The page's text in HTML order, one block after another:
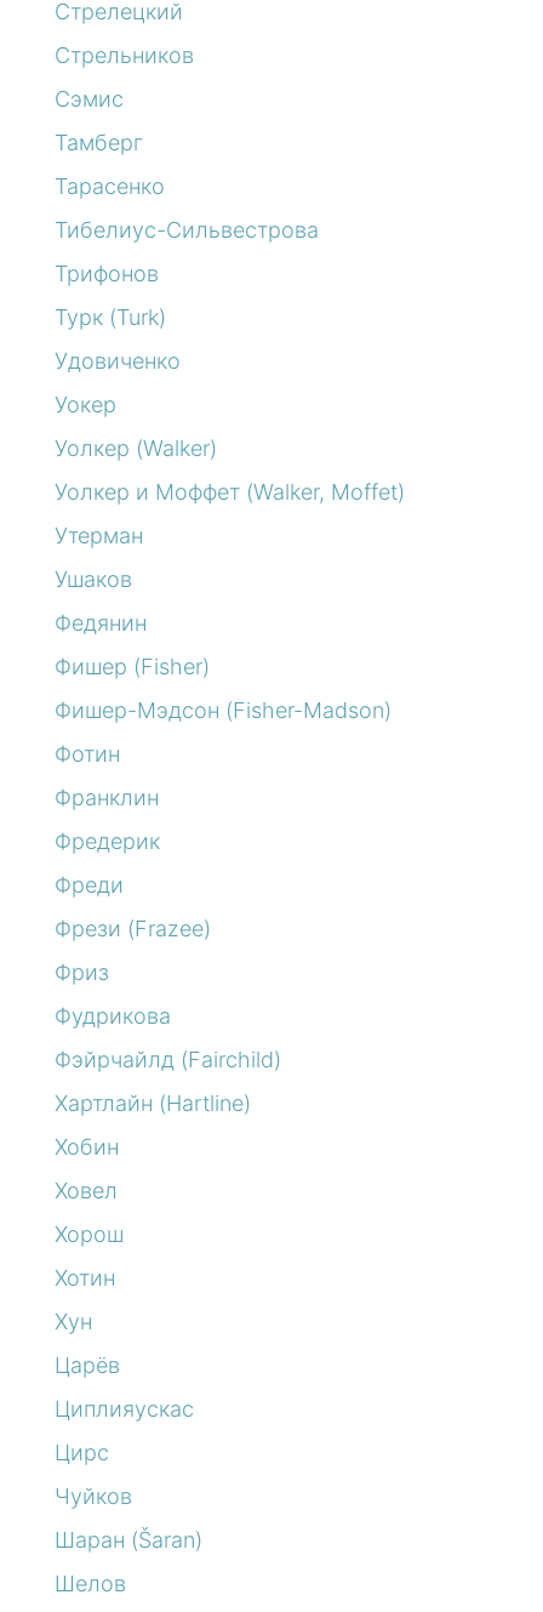
Стрелецкий
Стрельников
Сэмис
Тамберг
Тарасенко
Тибелиус-Сильвестрова
Трифонов
Турк (Turk)
Удовиченко
Уокер
Уолкер (Walker)
Уолкер и Моффет (Walker, Moffet)
Утерман
Ушаков
Федянин
Фишер (Fisher)
Фишер-Мэдсон (Fisher-Madson)
Фотин
Франклин
Фредерик
Фреди
Фрези (Frazee)
Фриз
Фудрикова
Фэйрчайлд (Fairchild)
Хартлайн (Hartline)
Хобин
Ховел
Хорош
Хотин
Хун
Царёв
Циплияускас
Цирс
Чуйков
Шаран (Šaran)
Шелов